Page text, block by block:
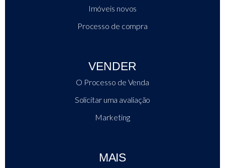
Imóveis novos
Processo de compra
VENDER
O Processo de Venda
Solicitar uma avaliação
Marketing
MAIS